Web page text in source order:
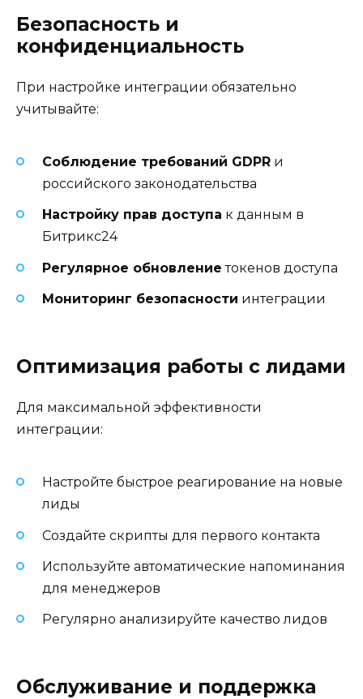
Безопасность и
конфиденциальность
При настройке интеграции обязательно
учитывайте:
Соблюдение требований GDPR и
российского законодательства
Настройку прав доступа к данным в
Битрикс24
Регулярное обновление токенов доступа
Мониторинг безопасности интеграции
Оптимизация работы с лидами
Для максимальной эффективности
интеграции:
Настройте быстрое реагирование на новые
лиды
Создайте скрипты для первого контакта
Используйте автоматические напоминания
для менеджеров
Регулярно анализируйте качество лидов
Обслуживание и поддержка